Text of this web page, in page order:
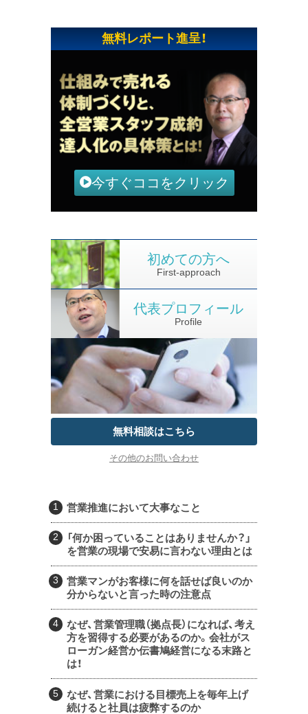
無料レポート進呈！
今すぐココをクリック
First-approach
初めての方へ
Profile
代表プロフィール
無料相談はこちら
その他のお問い合わせ
営業推進において大事なこと
「何か困っていることはありませんか？」
を営業の現場で安易に言わない理由とは
営業マンがお客様に何を話せば良いのか
分からないと言った時の注意点
なぜ、営業管理職（拠点長）になれば、考え
方を習得する必要があるのか。会社がス
ローガン経営か伝書鳩経営になる末路と
は！
なぜ、営業における目標売上を毎年上げ
続けると社員は疲弊するのか